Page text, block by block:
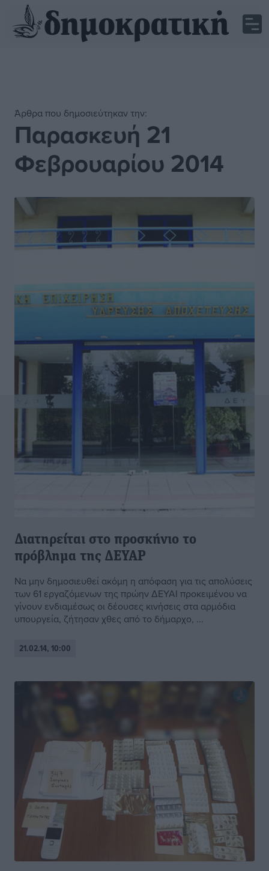
Άρθρα που δημοσιεύτηκαν την:
Παρασκευή 21
Φεβρουαρίου 2014
Διατηρείται στο προσκήνιο το
πρόβλημα της ΔΕΥΑΡ
Να μην δημοσιευθεί ακόμη η απόφαση για τις απολύσεις
των 61 εργαζόμενων της πρώην ΔΕΥΑΙ προκειμένου να
γίνουν ενδιαμέσως οι δέουσες κινήσεις στα αρμόδια
υπουργεία, ζήτησαν χθες από το δήμαρχο, ...
21.02.14, 10:00